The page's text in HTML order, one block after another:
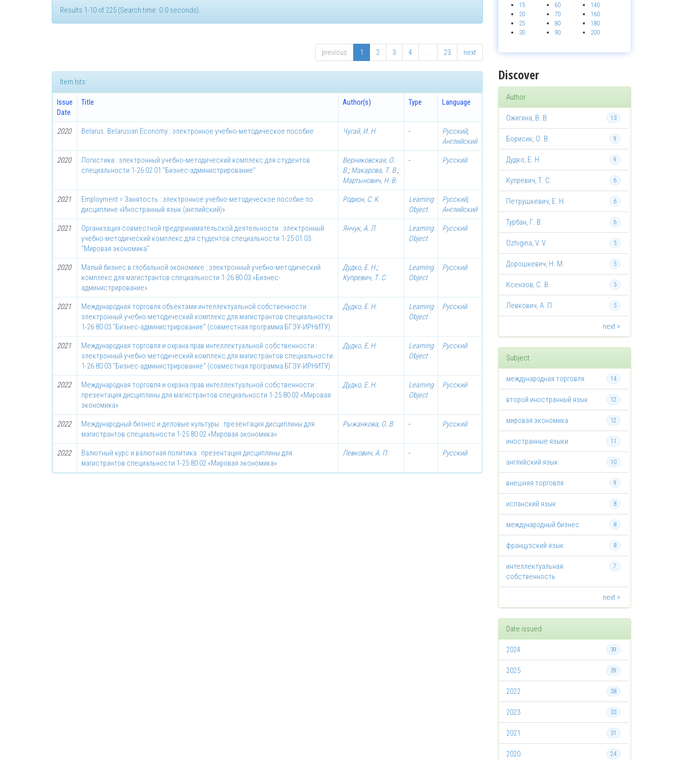
Results 1-10 of 225 (Search time: 0.0 seconds).
previous 1 2 3 4 ... 23 next
Item hits:
Issue
Date
Title Author(s) Type Language
2020 Belarus. Belarusian Economy : электронное учебно-методическое пособие Чугай, И. Н. - Русский;
Английский
2020
Логистика : электронный учебно-методический комплекс для студентов
специальности 1-26 02 01 "Бизнес-администрирование"
Верниковская, О.
В.;Макарова, Т. В.;
Мартынович, Н. В.
- Русский
2021
Employment = Занятость : электронное учебно-методическое пособие по
дисциплине «Иностранный язык (английский)»
Родион, С. К.
Learning
Object
Русский;
Английский
2021
Организация совместной предпринимательской деятельности : электронный
учебно-методический комплекс для студентов специальности 1-25 01 03
"Мировая экономика"
Янчук, А. Л.
Learning
Object
Русский
2020
Малый бизнес в глобальной экономике : электронный учебно-методический
комплекс для магистрантов специальности 1-26 80 03 «Бизнес-
администрирование»
Дудко, Е. Н.;
Купревич, Т. С.
Learning
Object
Русский
2021
Международная торговля объектами интеллектуальной собственности :
электронный учебно-методический комплекс для магистрантов специальности
1-26 80 03 "Бизнес-администрирование" (совместная программа БГЭУ-ИРНИТУ)
Дудко, Е. Н.
Learning
Object
Русский
2021
Международная торговля и охрана прав интеллектуальной собственности :
электронный учебно-методический комплекс для магистрантов специальности
1-26 80 03 "Бизнес-администрирование" (совместная программа БГЭУ-ИРНИТУ)
Дудко, Е. Н.
Learning
Object
Русский
2022
Международная торговля и охрана прав интеллектуальной собственности :
презентация дисциплины для магистрантов специальности 1-25 80 02 «Мировая
экономика»
Дудко, Е. Н.
Learning
Object
Русский
2022
Международный бизнес и деловые культуры : презентация дисциплины для
магистрантов специальности 1-25 80 02 «Мировая экономика»
Рыжанкова, О. В. - Русский
2022
Валютный курс и валютная политика : презентация дисциплины для
магистрантов специальности 1-25 80 02 «Мировая экономика»
Левкович, А. П. - Русский
15
20
25
30
60
70
80
90
140
160
180
200
Discover
Author
13
Ожигина, В. В.
9
Борисик, О. В.
9
Дудко, Е. Н.
6
Купревич, Т. С.
6
Петрушкевич, Е. Н.
6
Турбан, Г. В.
5
Ozhigina, V. V.
5
Дорошкевич, Н. М.
5
Ксензов, С. В.
5
Левкович, А. П.
next >
Subject
14
международная торговля
12
второй иностранный язык
12
мировая экономика
11
иностранные языки
10
английский язык
9
внешняя торговля
8
испанский язык
8
международный бизнес
8
французский язык
7
интеллектуальная
собственность
next >
Date issued
39
2024
39
2025
38
2022
33
2023
31
2021
24
2020